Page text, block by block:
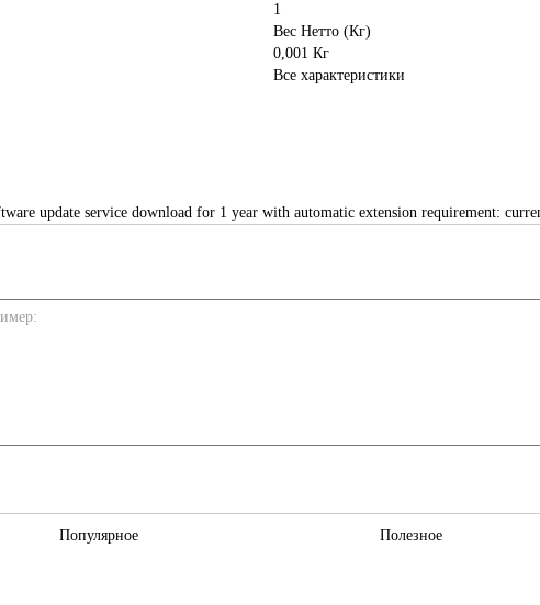
1
Вес Нетто (Кг)
0,001 Кг
Все характеристики
update service download for 1 year with automatic extension requirement:
Популярное Полезное